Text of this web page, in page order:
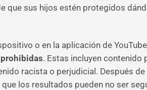
que sus hijos estén protegidos
o en la aplicación de
. Estas incluyen contenido
racista o perjudicial. Después
los resultados pueden no ser